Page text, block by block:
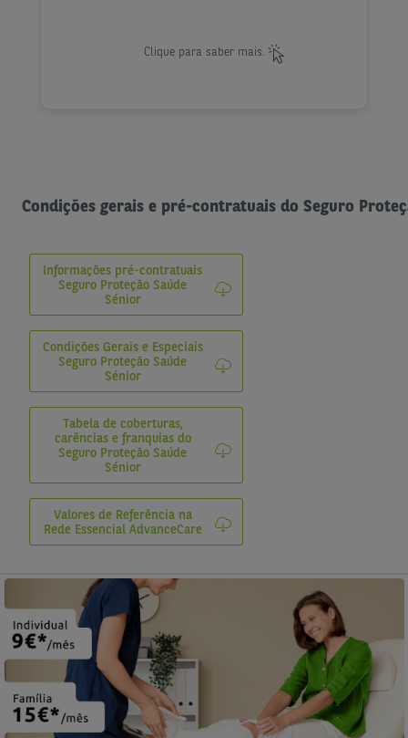
Clique para saber mais.
Rede de Óticas.
Condições gerais e pré-contratuais do Seguro
Informações pré-contratuais
Seguro Proteção Saúde
Sénior
Condições Gerais e Especiais
Seguro Proteção Saúde
Sénior
Tabela de coberturas,
carências e franquias do
Seguro Proteção Saúde
Sénior
Valores de Referência na
Rede Essencial AdvanceCare